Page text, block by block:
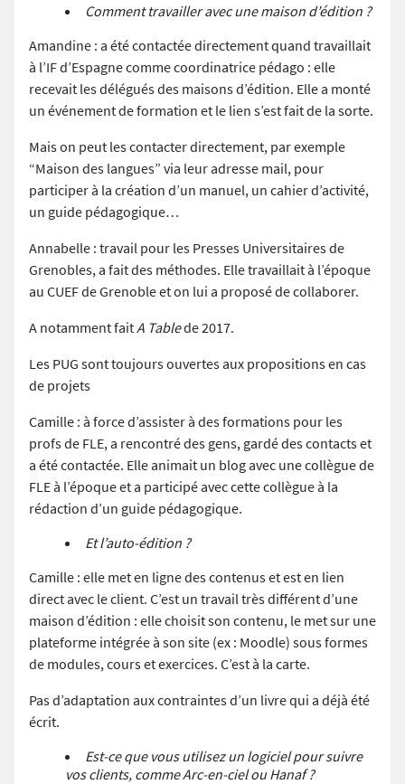
Comment travailler avec une maison d’édition ?
Amandine : a été contactée directement quand travaillait
à l’IF d’Espagne comme coordinatrice pédago : elle
recevait les délégués des maisons d’édition. Elle a monté
un événement de formation et le lien s’est fait de la sorte.
Mais on peut les contacter directement, par exemple
“Maison des langues” via leur adresse mail, pour
participer à la création d’un manuel, un cahier d’activité,
un guide pédagogique…
Annabelle : travail pour les Presses Universitaires de
Grenobles, a fait des méthodes. Elle travaillait à l’époque
au CUEF de Grenoble et on lui a proposé de collaborer.
A notamment faitA Tablede 2017.
Les PUG sont toujours ouvertes aux propositions en cas
de projets
Camille : à force d’assister à des formations pour les
profs de FLE, a rencontré des gens, gardé des contacts et
a été contactée. Elle animait un blog avec une collègue de
FLE à l’époque et a participé avec cette collègue à la
rédaction d’un guide pédagogique.
Et l’auto-édition ?
Camille : elle met en ligne des contenus et est en lien
direct avec le client. C’est un travail très différent d’une
maison d’édition : elle choisit son contenu, le met sur une
plateforme intégrée à son site (ex : Moodle) sous formes
de modules, cours et exercices. C’est à la carte.
Pas d’adaptation aux contraintes d’un livre qui a déjà été
écrit.
Est-ce que vous utilisez un logiciel pour suivre
vos clients, comme Arc-en-ciel ou Hanaf ?